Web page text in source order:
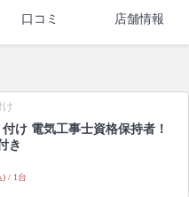
口コミ 店舗情報
け
け 電気工事士資格保持者！
き
) / 1台